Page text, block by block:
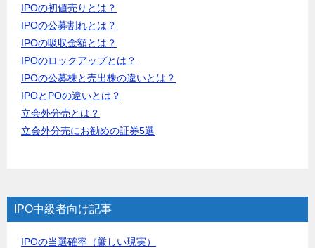
IPOの初値売りとは？
IPOの公募割れとは？
IPOの吸収金額とは？
IPOのロックアップとは？
IPOの公募株と売出株の違いとは？
IPOとPOの違いとは？
立会外分売とは？
立会外分売にお勧めの証券5選
IPO中級者向け記事
IPOの当選確率（厳しい現実）